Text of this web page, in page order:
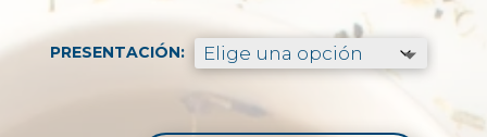
desde
$45.99
hasta
PRESENTACIÓN: